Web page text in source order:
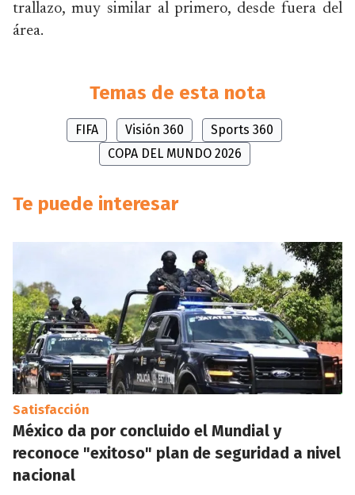
trallazo, muy similar al primero, desde fuera del
área.
Temas de esta nota
FIFA Visión 360
Sports 360
COPA DEL MUNDO 2026
Te puede interesar
Satisfacción
México da por concluido el Mundial y
reconoce "exitoso" plan de seguridad a nivel
nacional